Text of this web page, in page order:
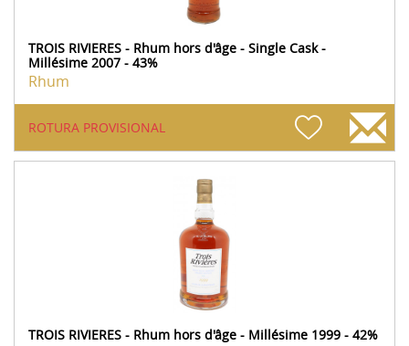
TROIS RIVIERES - Rhum hors d'âge - Single Cask -
Millésime 2007 - 43%
Rhum
ROTURA PROVISIONAL
TROIS RIVIERES - Rhum hors d'âge - Millésime 1999 - 42%